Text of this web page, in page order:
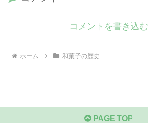
コメントを書き込む
ホーム 和菓子の歴史
PAGE TOP